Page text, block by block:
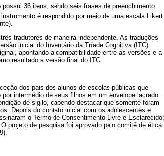
possui 36 itens, sendo seis frases de preenchimento
é respondido por meio de uma escala Likert
tradutores de maneira independente. As traduções
inicial do Inventário da Tríade Cognitiva (ITC).
apontando a compatibilidade entre as versões e a
resultado a versão final do ITC.
dos pais dos alunos de escolas públicas que
intermédio de seus filhos em um envelope lacrado.
de sigilo, cabendo destacar que somente foram
Depois do contato inicial com os adolescentes e
o Termo de Consentimento Livre e Esclarecido;
projeto de pesquisa foi aprovado pelo comitê de ética